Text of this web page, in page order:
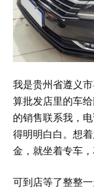
我是贵州省遵义
算批发店里的车
的销售联系我，
得明明白白。想
金，就坐着专车
可到店等了整整